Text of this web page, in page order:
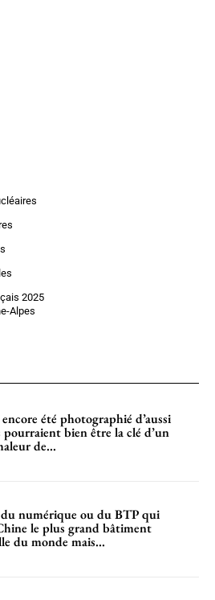
2025
Alpes
été photographié d’aussi
bien être la clé d’un
de...
du numérique ou du BTP qui
le plus grand bâtiment
du monde mais...